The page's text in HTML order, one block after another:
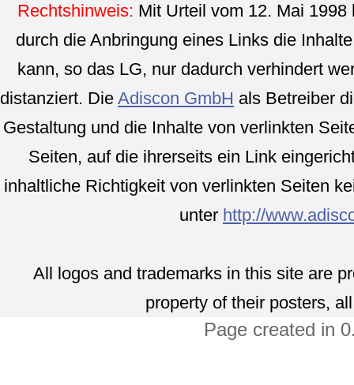
Rechtshinweis: Mit Urteil vom 12. Mai
durch die Anbringung eines Links die
kann, so das LG, nur dadurch verhindert
distanziert. Die Adiscon GmbH als Betreiber
Gestaltung und die Inhalte von verlinkten
Seiten, auf die ihrerseits ein Link
inhaltliche Richtigkeit von verlinkten Seiten
unter http://
All logos and trademarks in this site are
property of their posters,
Page created in